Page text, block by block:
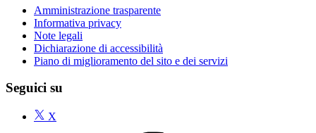
Amministrazione trasparente
Informativa privacy
Note legali
Dichiarazione di accessibilità
Piano di miglioramento del sito e dei servizi
Seguici su
X